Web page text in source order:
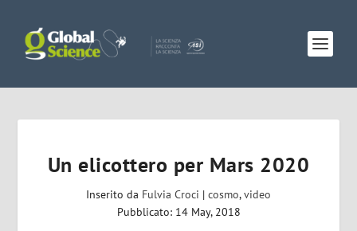
Un elicottero per Mars 2020
Inserito da Fulvia Croci | cosmo,video
Pubblicato: 14 May, 2018